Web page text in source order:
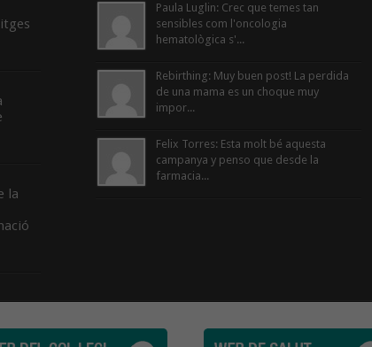
la
Paula Luglin: Crec que temes tan
sensibles com l'oncologia
hematològica s'...
Rebirthing: Muy buen post! La perdida
de una mama es un choque muy
impor...
Felix Torres: Esta molt bé aquesta
campanya y penso que desde la
farmacia...